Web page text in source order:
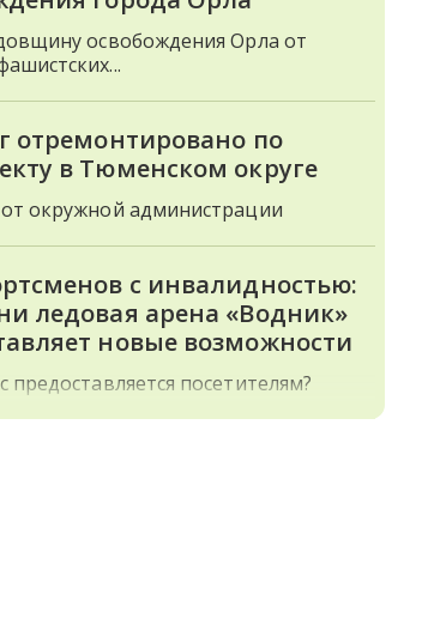
освобождения Орла от
отремонтировано по
в Тюменском округе
окружной администрации
с инвалидностью:
ледовая арена «Водник»
новые возможности
предоставляется посетителям?